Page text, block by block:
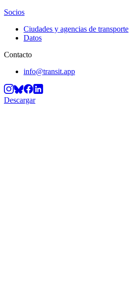
Socios
Ciudades y agencias de transporte
Datos
Contacto
info@transit.app
Descargar